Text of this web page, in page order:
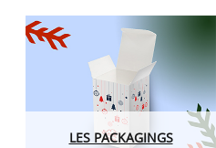
LES PACKAGINGS